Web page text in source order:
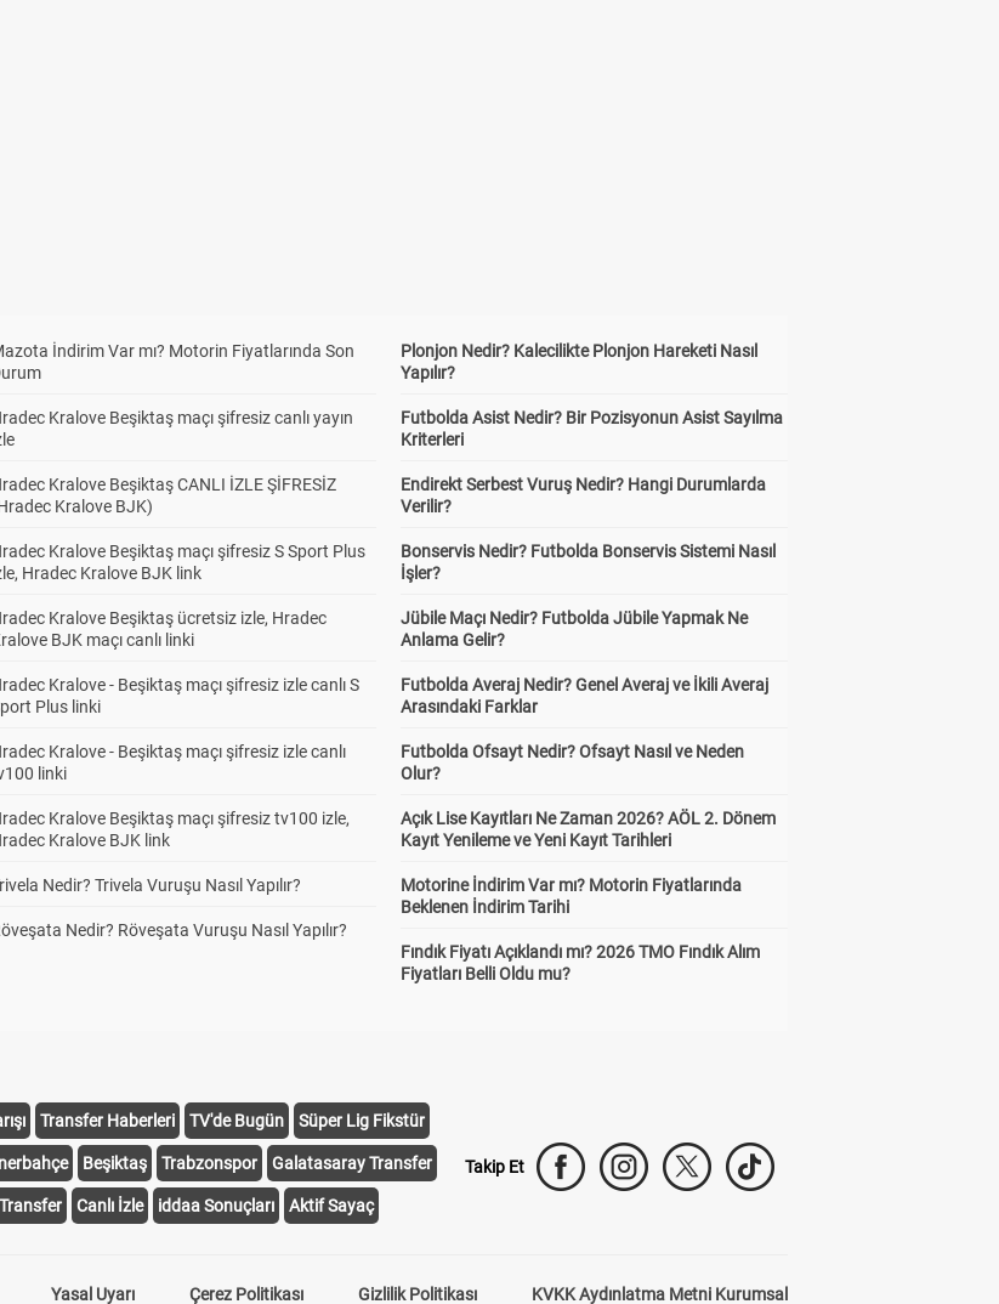
İndirim Var mı? Motorin Fiyatlarında Son
Kralove Beşiktaş maçı şifresiz canlı yayın
Kralove Beşiktaş CANLI İZLE ŞİFRESİZ
Kralove BJK)
Kralove Beşiktaş maçı şifresiz S Sport Plus
Hradec Kralove BJK link
Kralove Beşiktaş ücretsiz izle, Hradec
BJK maçı canlı linki
Kralove - Beşiktaş maçı şifresiz izle canlı S
Plus linki
Kralove - Beşiktaş maçı şifresiz izle canlı
linki
Kralove Beşiktaş maçı şifresiz tv100 izle,
Kralove BJK link
Nedir? Trivela Vuruşu Nasıl Yapılır?
Nedir? Röveşata Vuruşu Nasıl Yapılır?
Plonjon Nedir? Kalecilikte Plonjon Hareketi Nasıl
Yapılır?
Futbolda Asist Nedir? Bir Pozisyonun Asist Sayılma
Kriterleri
Endirekt Serbest Vuruş Nedir? Hangi Durumlarda
Verilir?
Bonservis Nedir? Futbolda Bonservis Sistemi Nasıl
İşler?
Jübile Maçı Nedir? Futbolda Jübile Yapmak Ne
Anlama Gelir?
Futbolda Averaj Nedir? Genel Averaj ve İkili Averaj
Arasındaki Farklar
Futbolda Ofsayt Nedir? Ofsayt Nasıl ve Neden
Olur?
Açık Lise Kayıtları Ne Zaman 2026? AÖL 2. Dönem
Kayıt Yenileme ve Yeni Kayıt Tarihleri
Motorine İndirim Var mı? Motorin Fiyatlarında
Beklenen İndirim Tarihi
Fındık Fiyatı Açıklandı mı? 2026 TMO Fındık Alım
Fiyatları Belli Oldu mu?
Transfer Haberleri TV'de Bugün Süper Lig Fikstür
Beşiktaş Trabzonspor Galatasaray Transfer
Canlı İzle iddaa Sonuçları Aktif Sayaç
Takip Et
Yasal Uyarı Çerez Politikası Gizlilik Politikası KVKK Aydınlatma Metni Kurumsal